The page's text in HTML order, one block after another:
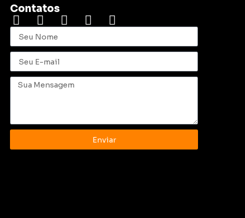
Contatos
Enviar